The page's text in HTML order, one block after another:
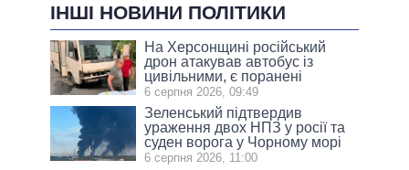
ІНШІ НОВИНИ ПОЛІТИКИ
На Херсонщині російський
дрон атакував автобус із
цивільними, є поранені
6 серпня 2026, 09:49
Зеленський підтвердив
ураження двох НПЗ у росії та
суден ворога у Чорному морі
6 серпня 2026, 11:00